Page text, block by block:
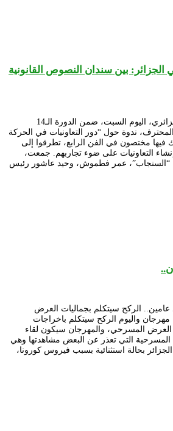
الجزائر: بين سندان النصوص القانونية
احتضن المسرح الوطني الجزائري، اليوم السبت، ضمن الدورة الـ14
ندوة حول “دور التعاونيات في الحركة
فيها مختصون في الفن الرابع، تطرقوا إلى
التعاونيات على ضوء تجاربهم. جمعت،
“السنجاب”، عمر فطموش، وحيد عاشور رئيس
الركح سيتكلم بجماليات العرض
واليوم الركح سيتكلم باخراجات
العرض المسرحي، والمهرجان سيكون لقاء
التي تعذر عن البعض مشاهدتها وهي
بحالة استثنائية بسبب فيروس كورونا،